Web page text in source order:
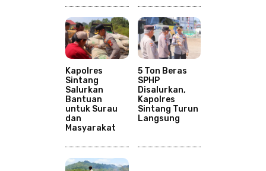
Kapolres
Sintang
Salurkan
Bantuan
untuk Surau
dan
Masyarakat
5 Ton Beras
SPHP
Disalurkan,
Kapolres
Sintang Turun
Langsung